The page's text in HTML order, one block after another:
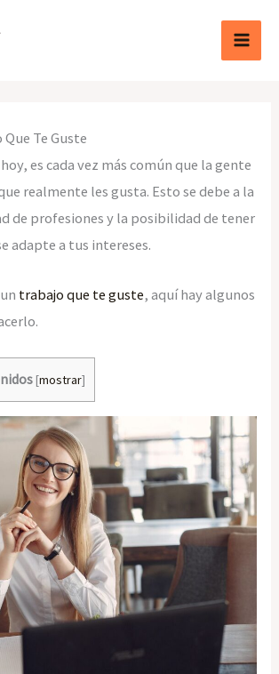
Te Guste
es cada vez más común que la gente
realmente les gusta. Esto se debe a la
de profesiones y la posibilidad de tener
adapte a tus intereses.
trabajo que te guste, aquí hay algunos
[mostrar]